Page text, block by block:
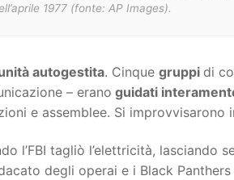
1977 (fonte: AP Images).
autogestita. Cinque gruppi di
– erano guidati
e assemblee. Si
l’FBI tagliò l’elettricità,
degli operai e i Black